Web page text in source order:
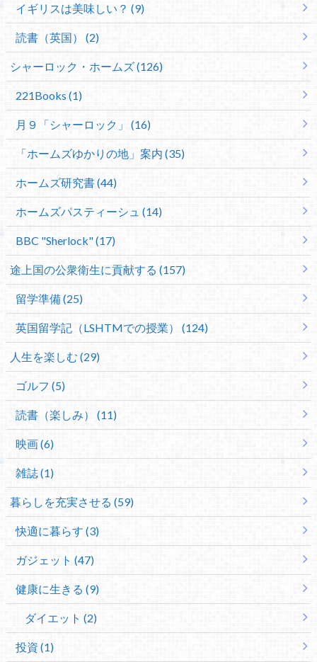
イギリスは美味しい？ (9)
読書（英国） (2)
シャーロック・ホームズ (126)
221Books (1)
月９「シャーロック」 (16)
「ホームズゆかりの地」案内 (35)
ホームズ研究書 (44)
ホームズパスティーシュ (14)
BBC "Sherlock" (17)
途上国の公衆衛生に貢献する (157)
留学準備 (25)
英国留学記（LSHTMでの授業） (124)
人生を楽しむ (29)
ゴルフ (5)
読書（楽しみ） (11)
映画 (6)
雑誌 (1)
暮らしを充実させる (59)
快適に暮らす (3)
ガジェット (47)
健康に生きる (9)
ダイエット (2)
投資 (1)